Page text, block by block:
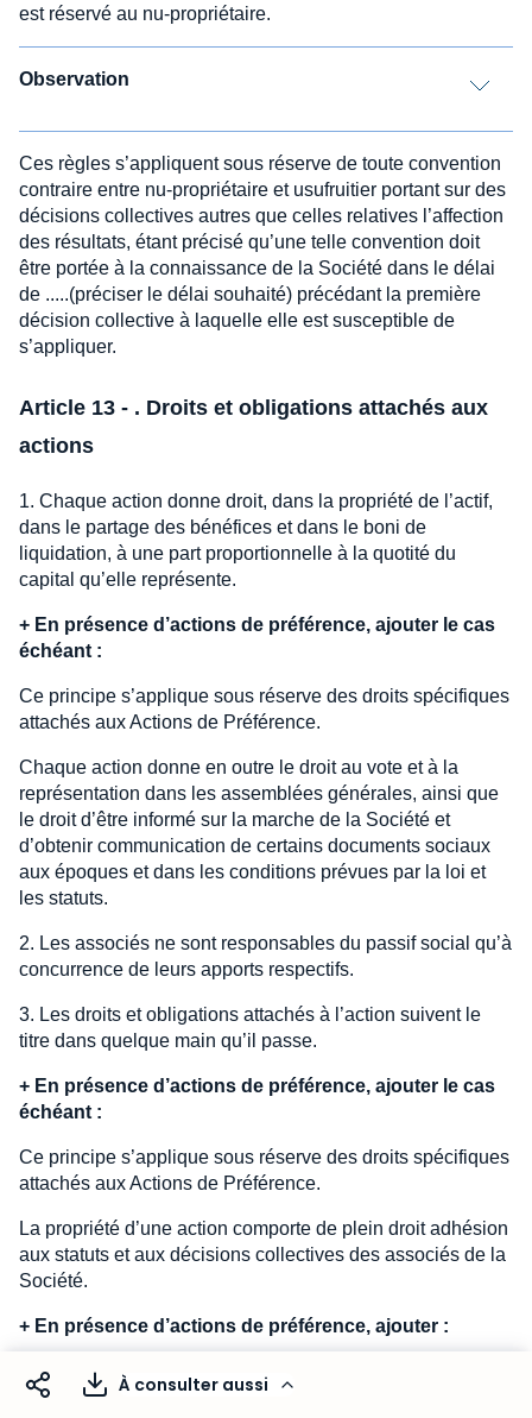
est réservé au nu-propriétaire.
Observation
Ces règles s’appliquent sous réserve de toute convention
contraire entre nu-propriétaire et usufruitier portant sur des
décisions collectives autres que celles relatives l’affection
des résultats, étant précisé qu’une telle convention doit
être portée à la connaissance de la Société dans le délai
de .....(préciser le délai souhaité) précédant la première
décision collective à laquelle elle est susceptible de
s’appliquer.
Article 13 - . Droits et obligations attachés aux
actions
1. Chaque action donne droit, dans la propriété de l’actif,
dans le partage des bénéfices et dans le boni de
liquidation, à une part proportionnelle à la quotité du
capital qu’elle représente.
+ En présence d’actions de préférence, ajouter le cas
échéant :
Ce principe s’applique sous réserve des droits spécifiques
attachés aux Actions de Préférence.
Chaque action donne en outre le droit au vote et à la
représentation dans les assemblées générales, ainsi que
le droit d’être informé sur la marche de la Société et
d’obtenir communication de certains documents sociaux
aux époques et dans les conditions prévues par la loi et
les statuts.
2. Les associés ne sont responsables du passif social qu’à
concurrence de leurs apports respectifs.
3. Les droits et obligations attachés à l’action suivent le
titre dans quelque main qu’il passe.
+ En présence d’actions de préférence, ajouter le cas
échéant :
Ce principe s’applique sous réserve des droits spécifiques
attachés aux Actions de Préférence.
La propriété d’une action comporte de plein droit adhésion
aux statuts et aux décisions collectives des associés de la
Société.
+ En présence d’actions de préférence, ajouter :
4. Les Actions de Préférence sont des actions de
préférence au sens des articles
À consulter aussi